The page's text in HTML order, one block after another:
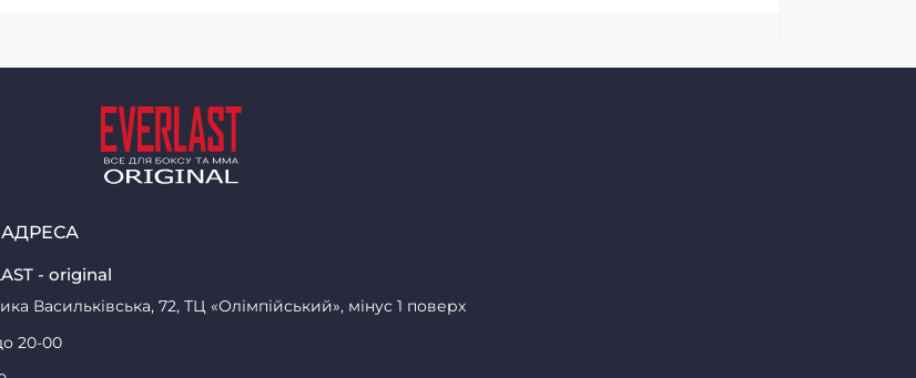
- original
Васильківська, 72, ТЦ «Олімпійський», мінус 1 поверх
20-00